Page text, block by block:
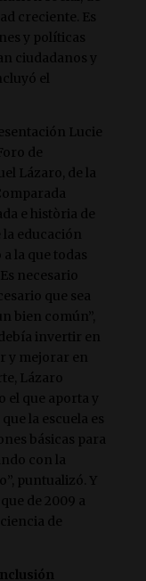
creciente. Es
y políticas
ciudadanos y
el
Lucie
de
Lázaro, de la
e història de
la educación
la que todas
necesario
que sea
bien común”,
invertir en
y mejorar en
Lázaro
el que aporta y
la escuela es
básicas para
con la
puntualizó. Y
de 2009 a
de